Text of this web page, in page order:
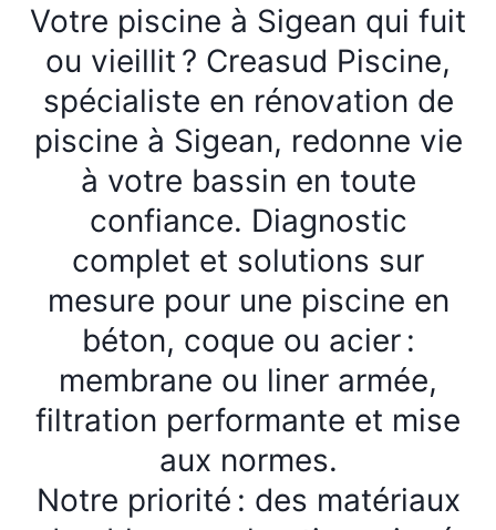
Votre piscine à Sigean qui fuit
ou vieillit ? Creasud Piscine,
spécialiste en rénovation de
piscine à Sigean, redonne vie
à votre bassin en toute
confiance. Diagnostic
complet et solutions sur
mesure pour une piscine en
béton, coque ou acier :
membrane ou liner armée,
filtration performante et mise
aux normes.
Notre priorité : des matériaux